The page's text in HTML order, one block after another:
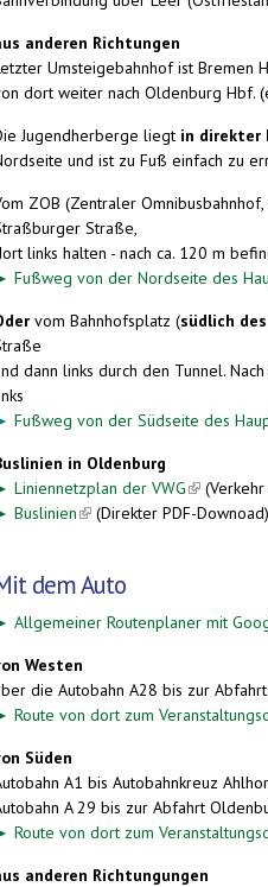
anderen Richtungen
Umsteigebahnhof ist Bremen
dort weiter nach Oldenburg Hbf.
Jugendherberge liegt in direkter
und ist zu Fuß einfach zu
ZOB (Zentraler Omnibusbahnhof,
Straße,
links halten - nach ca. 120 m
Fußweg von der Nordseite des
vom Bahnhofsplatz (südlich
dann links durch den Tunnel.
Fußweg von der Südseite des
in Oldenburg
Liniennetzplan der VWG(link is
Buslinien(link is external)
(Direkter PDF-Downoad)
dem Auto
Allgemeiner Routenplaner mit
Westen
die Autobahn A28 bis zur
Route von dort zum
Süden
A1 bis Autobahnkreuz
A 29 bis zur Abfahrt
Route von dort zum
anderen Richtungungen